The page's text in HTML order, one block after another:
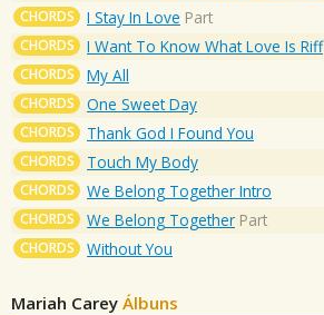
CHORDS I Stay In Love Part
CHORDS I Want To Know What Love Is Riff
CHORDS My All
CHORDS One Sweet Day
CHORDS Thank God I Found You
CHORDS Touch My Body
CHORDS We Belong Together Intro
CHORDS We Belong Together Part
CHORDS Without You
Mariah Carey Álbuns